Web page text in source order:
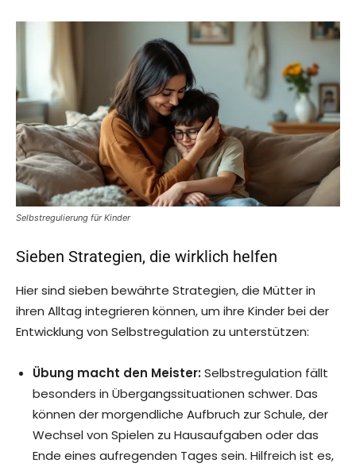
Selbstregulierung für Kinder
Sieben Strategien, die wirklich helfen
Hier sind sieben bewährte Strategien, die Mütter in
ihren Alltag integrieren können, um ihre Kinder bei der
Entwicklung von Selbstregulation zu unterstützen:
Übung macht den Meister:Selbstregulation fällt
besonders in Übergangssituationen schwer. Das
können der morgendliche Aufbruch zur Schule, der
Wechsel von Spielen zu Hausaufgaben oder das
Ende eines aufregenden Tages sein. Hilfreich ist es,